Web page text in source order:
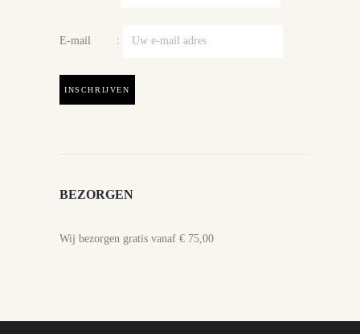
E-mail :
BEZORGEN
Wij bezorgen gratis vanaf € 75,00